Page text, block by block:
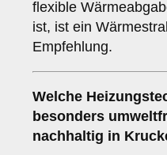
flexible
ist, ist ein
Empfehlung.
Welche
besonders
nachhaltig in